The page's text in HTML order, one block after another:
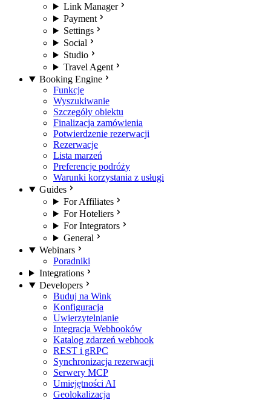
Link Manager
Payment
Settings
Social
Studio
Travel Agent
Booking Engine
Funkcje
Wyszukiwanie
Szczegóły obiektu
Finalizacja zamówienia
Potwierdzenie rezerwacji
Rezerwacje
Lista marzeń
Preferencje podróży
Warunki korzystania z usługi
Guides
For Affiliates
For Hoteliers
For Integrators
General
Webinars
Poradniki
Integrations
Developers
Buduj na Wink
Konfiguracja
Uwierzytelnianie
Integracja Webhooków
Katalog zdarzeń webhook
REST i gRPC
Synchronizacja rezerwacji
Serwery MCP
Umiejętności AI
Geolokalizacja